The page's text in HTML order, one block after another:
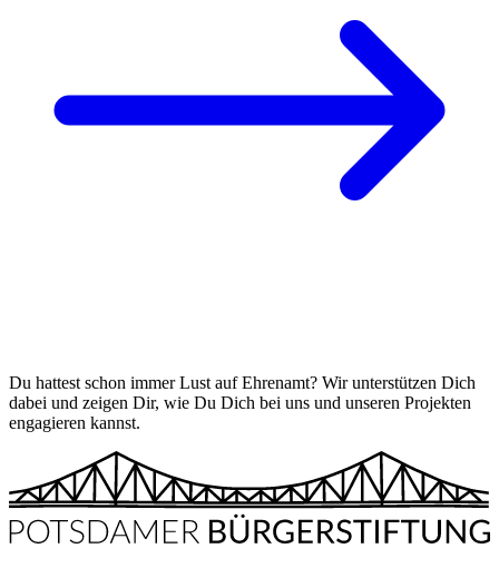
Du hattest schon immer Lust auf Ehrenamt? Wir unterstützen Dich
dabei und zeigen Dir, wie Du Dich bei uns und unseren Projekten
engagieren kannst.